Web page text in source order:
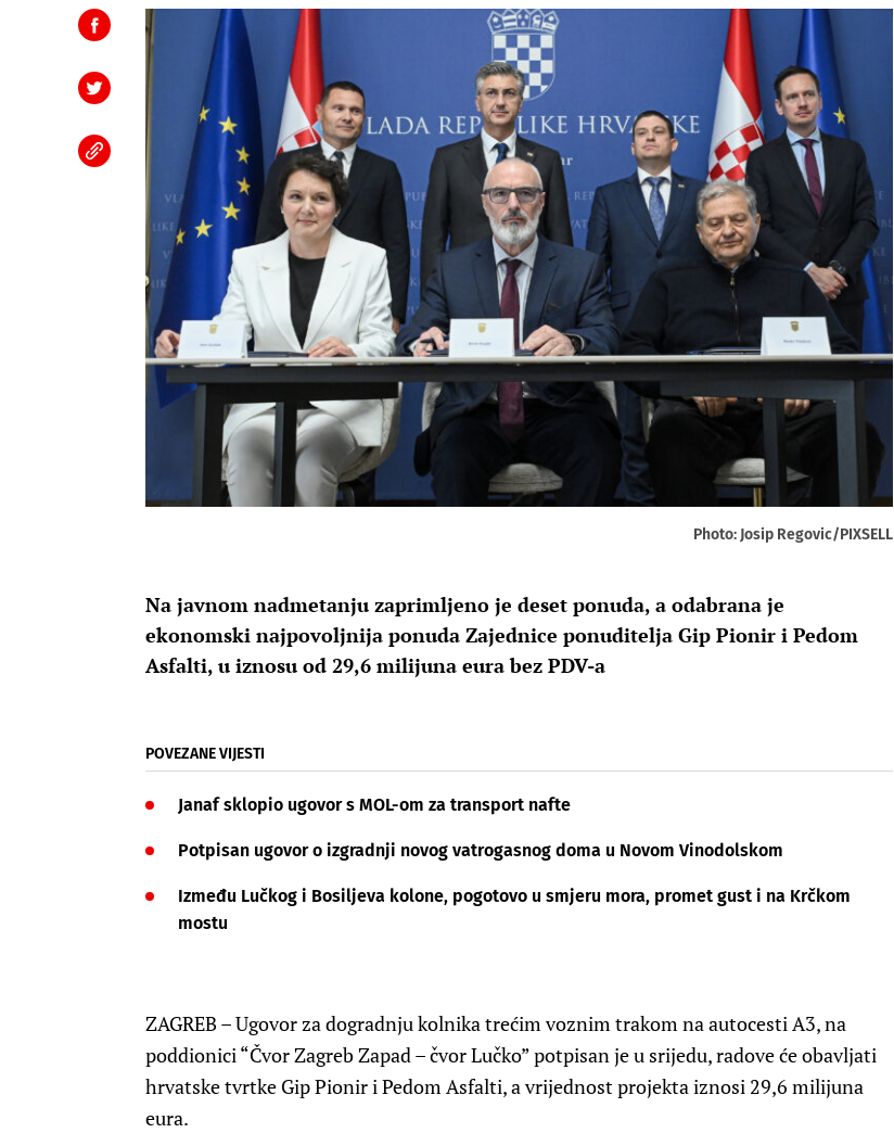
Photo: Josip Regovic/PIXSELL
Na javnom nadmetanju zaprimljeno je deset ponuda, a odabrana je
ekonomski najpovoljnija ponuda Zajednice ponuditelja Gip Pionir i Pedom
Asfalti, u iznosu od 29,6 milijuna eura bez PDV-a
POVEZANE VIJESTI
Janaf sklopio ugovor s MOL-om za transport nafte
Potpisan ugovor o izgradnji novog vatrogasnog doma u Novom Vinodolskom
Između Lučkog i Bosiljeva kolone, pogotovo u smjeru mora, promet gust i na Krčkom
mostu
ZAGREB – Ugovor za dogradnju kolnika trećim voznim trakom na autocesti A3, na
poddionici “Čvor Zagreb Zapad – čvor Lučko” potpisan je u srijedu, radove će obavljati
hrvatske tvrtke Gip Pionir i Pedom Asfalti, a vrijednost projekta iznosi 29,6 milijuna
eura.